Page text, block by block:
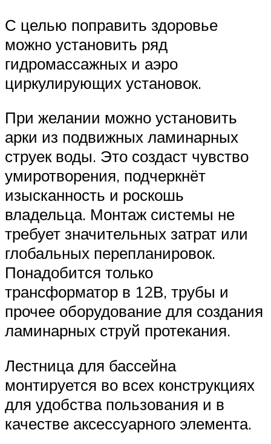
С целью поправить здоровье
можно установить ряд
гидромассажных и аэро
циркулирующих установок.
При желании можно установить
арки из подвижных ламинарных
струек воды. Это создаст чувство
умиротворения, подчеркнёт
изысканность и роскошь
владельца. Монтаж системы не
требует значительных затрат или
глобальных перепланировок.
Понадобится только
трансформатор в 12В, трубы и
прочее оборудование для создания
ламинарных струй протекания.
Лестница для бассейна
монтируется во всех конструкциях
для удобства пользования и в
качестве аксессуарного элемента.